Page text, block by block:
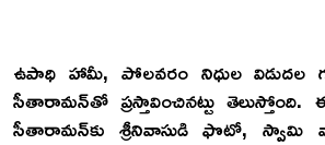
ఉపాధి హామీ, పోలవరం నిధుల విడుదల
సీతారామన్‌తో ప్రస్తావించినట్టు
సీతారామన్‌కు శ్రీనివాసుడి ఫొటో, స్వామి